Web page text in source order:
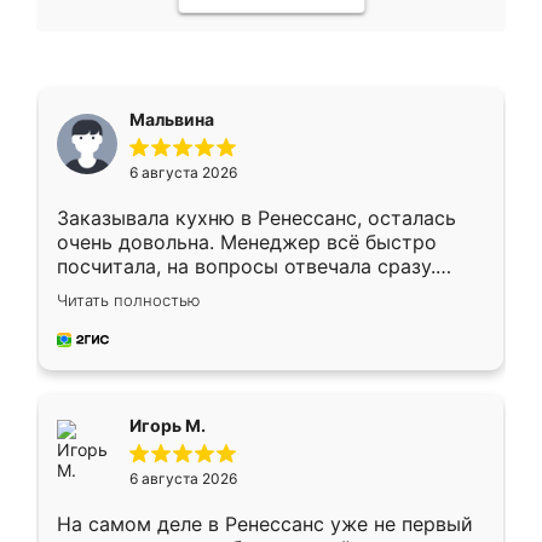
Мальвина
6 августа 2026
Заказывала кухню в Ренессанс, осталась
очень довольна. Менеджер всё быстро
посчитала, на вопросы отвечала сразу.
Замерщик приехал в субботу, подошёл к
делу со всей ответственностью. Собрали
за день, ребята работали аккуратно, даже
Читать полностью
Игорь М.
6 августа 2026
На самом деле в Ренессанс уже не первый